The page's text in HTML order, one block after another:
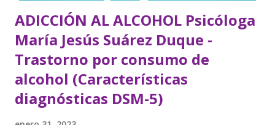
ADICCIÓN AL ALCOHOL Psicóloga
María Jesús Suárez Duque -
Trastorno por consumo de
alcohol (Características
diagnósticas DSM-5)